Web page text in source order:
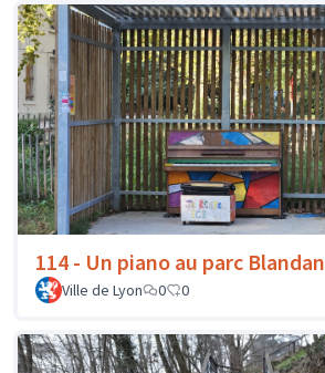
114 - Un piano au parc Blandan
Ville de Lyon
0 0